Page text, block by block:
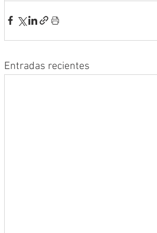
Entradas recientes